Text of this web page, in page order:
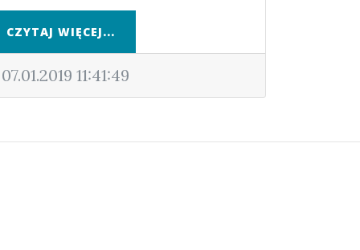
CZYTAJ WIĘCEJ...
07.01.2019 11:41:49